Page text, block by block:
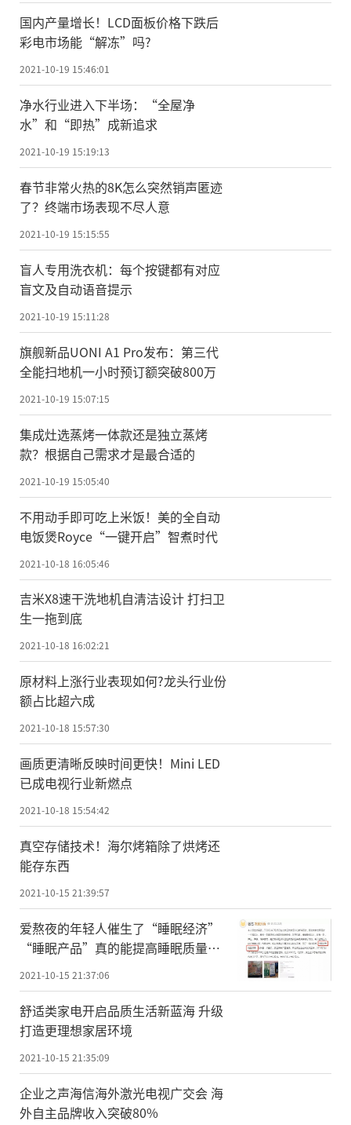
国内产量增长！LCD面板价格下跌后
彩电市场能“解冻”吗?
2021-10-19 15:46:01
净水行业进入下半场：“全屋净
水”和“即热”成新追求
2021-10-19 15:19:13
春节非常火热的8K怎么突然销声匿迹
了？终端市场表现不尽人意
2021-10-19 15:15:55
盲人专用洗衣机：每个按键都有对应
盲文及自动语音提示
2021-10-19 15:11:28
旗舰新品UONI A1 Pro发布：第三代
全能扫地机一小时预订额突破800万
2021-10-19 15:07:15
集成灶选蒸烤一体款还是独立蒸烤
款？根据自己需求才是最合适的
2021-10-19 15:05:40
不用动手即可吃上米饭！美的全自动
电饭煲Royce“一键开启”智煮时代
2021-10-18 16:05:46
吉米X8速干洗地机自清洁设计 打扫卫
生一拖到底
2021-10-18 16:02:21
原材料上涨行业表现如何?龙头行业份
额占比超六成
2021-10-18 15:57:30
画质更清晰反映时间更快！Mini LED
已成电视行业新燃点
2021-10-18 15:54:42
真空存储技术！海尔烤箱除了烘烤还
能存东西
2021-10-15 21:39:57
爱熬夜的年轻人催生了“睡眠经济”
“睡眠产品”真的能提高睡眠质量
吗？
2021-10-15 21:37:06
舒适类家电开启品质生活新蓝海 升级
打造更理想家居环境
2021-10-15 21:35:09
企业之声海信海外激光电视广交会 海
外自主品牌收入突破80%